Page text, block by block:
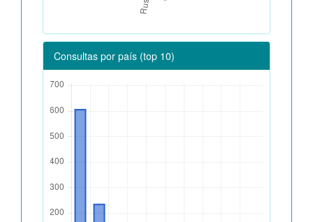
Consultas por país (top 10)